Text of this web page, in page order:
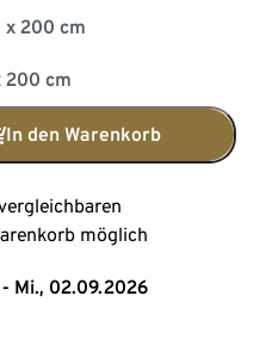
x 200 cm
200 cm
In den Warenkorb
möglich
Mi., 02.09.2026